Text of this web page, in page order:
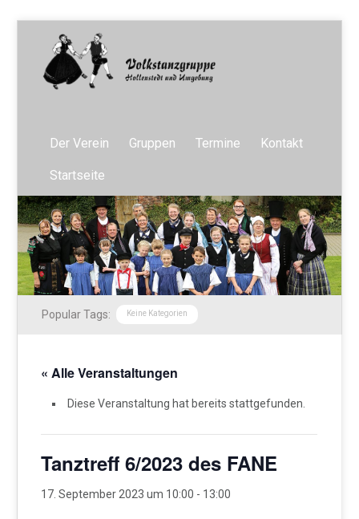
Der Verein Gruppen Termine Kontakt
Startseite
Popular Tags: Keine Kategorien
« Alle Veranstaltungen
Diese Veranstaltung hat bereits stattgefunden.
Tanztreff 6/2023 des FANE
17. September 2023 um 10:00 - 13:00